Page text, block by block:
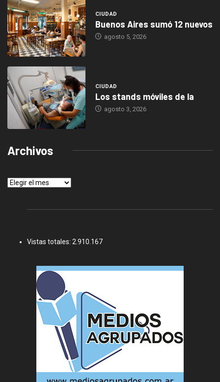
CIUDAD
Buenos Aires sumó 12 nuevos
agosto 5, 2026
CIUDAD
Los stands móviles de la
agosto 3, 2026
Archivos
Archivos
Vistas totales: 2.910.167